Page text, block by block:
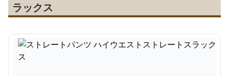
ラックス